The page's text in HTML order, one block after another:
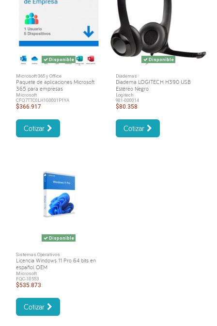
Disponible
Microsoft 365 y Office
Paquete de aplicaciones Microsoft
365 para empresas
Microsoft
CFQ7TTC0LH1G0001P1YA
$366.917
Cotizar
Disponible
Diademas
Diadema LOGITECH H390 USB
Estéreo Negro
Logitech
981-000014
$80.358
Cotizar
Disponible
Sistemas Operativos
Licencia Windows 11 Pro 64 bits en
español OEM
Microsoft
FQC-10553
$535.873
Cotizar